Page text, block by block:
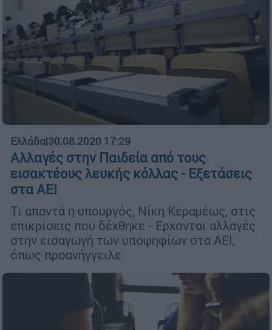
Ελλάδα|30.08.2020 17:29
Αλλαγές στην Παιδεία από τους
εισακτέους λευκής κόλλας - Εξετάσεις
στα ΑΕΙ
Τι απαντά η υπουργός, Νίκη Κεραμέως, στις
επικρίσεις που δέχθηκε - Ερχονται αλλαγές
στην εισαγωγή των υποψηφίων στα ΑΕΙ,
όπως προανήγγειλε